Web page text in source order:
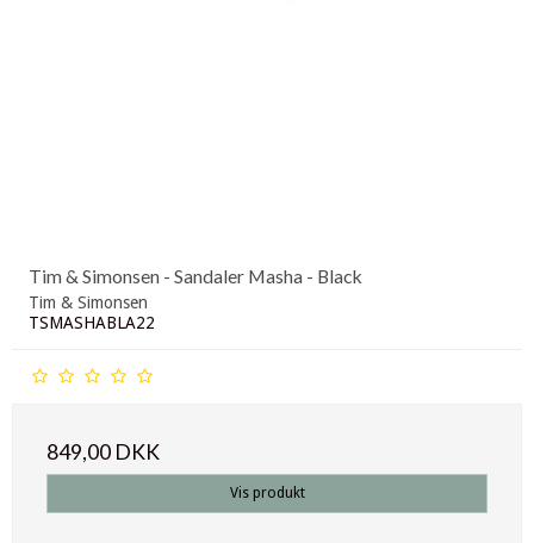
Tim & Simonsen - Sandaler Masha - Black
Tim & Simonsen
TSMASHABLA22
849,00 DKK
Vis produkt